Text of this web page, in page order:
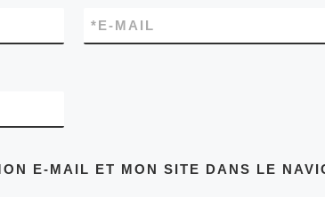
E-MAIL
*
E-MAIL ET MON SITE DANS LE